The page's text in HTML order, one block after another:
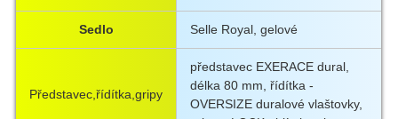
Sedlo Selle Royal, gelové
Představec,řídítka,gripy
představec EXERACE dural,
délka 80 mm, řídítka -
OVERSIZE duralové vlaštovky,